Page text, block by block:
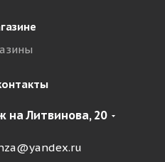
на Литвинова, 20